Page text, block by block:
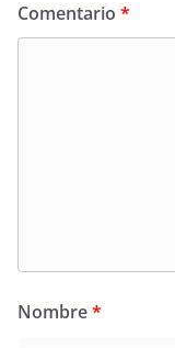
Comentario *
Nombre*